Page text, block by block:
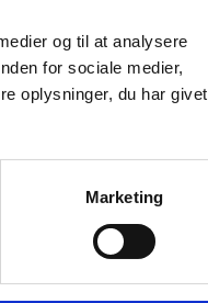
og til at analysere
for sociale medier,
oplysninger, du har givet
Marketing